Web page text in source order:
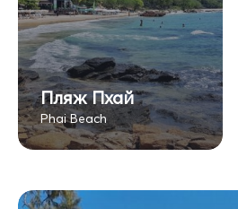
Пляж Пхай
Phai Beach